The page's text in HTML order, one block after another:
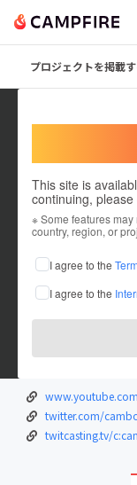
プロジェクトを掲載
This site is
continuing,
※ Some features
country, region, or
I agree to the
I agree to the
これまでに12件の
在住国：カンボジア
出身国：日本 出身地
カンボジアの孤児院
Children Fun
twitter.com/
twitcasting.tv/